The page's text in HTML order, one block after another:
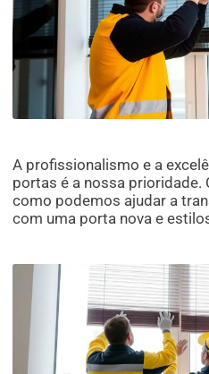
A profissionalismo e a
portas é a nossa prioridade.
como podemos ajudar a
com uma porta nova e